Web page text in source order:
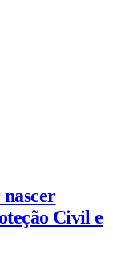
Civil e